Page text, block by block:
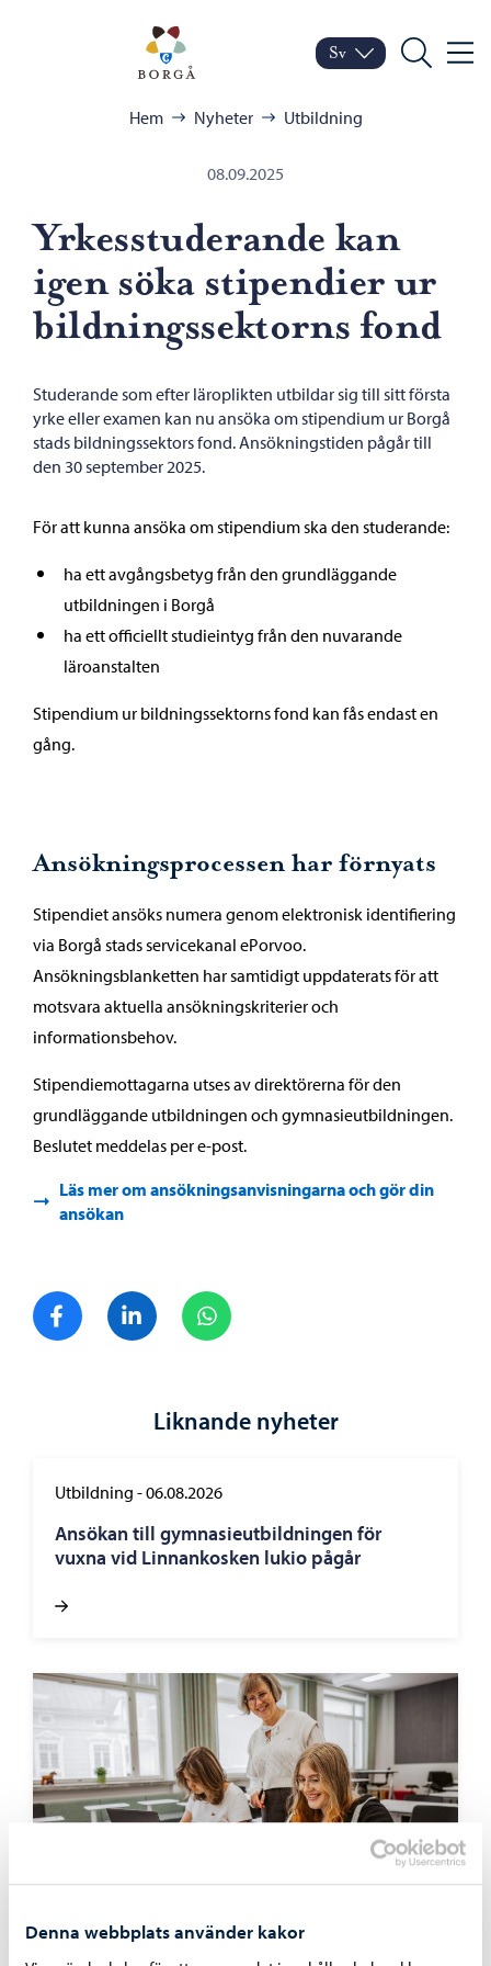
Denna webbplats använder kakor
Porvoo – Gå till
Byt språk
Nuvarande språk:
Sv
Sök Meny
Hem Nyheter Utbildning
08.09.2025
Yrkesstuderande kan
igen söka stipendier ur
bildningssektorns fond
Studerande som efter läroplikten utbildar sig till sitt första
yrke eller examen kan nu ansöka om stipendium ur Borgå
stads bildningssektors fond. Ansökningstiden pågår till
den 30 september 2025.
För att kunna ansöka om stipendium ska den studerande:
ha ett avgångsbetyg från den grundläggande
utbildningen i Borgå
ha ett officiellt studieintyg från den nuvarande
läroanstalten
Stipendium ur bildningssektorns fond kan fås endast en
gång.
Ansökningsprocessen har förnyats
Stipendiet ansöks numera genom elektronisk identifiering
via Borgå stads servicekanal ePorvoo.
Ansökningsblanketten har samtidigt uppdaterats för att
motsvara aktuella ansökningskriterier och
informationsbehov.
Stipendiemottagarna utses av direktörerna för den
grundläggande utbildningen och gymnasieutbildningen.
Beslutet meddelas per e-post.
Läs mer om ansökningsanvisningarna och gör din
ansökan
Dela på FacebookDela på LinkedIn
Liknande nyheter
Utbildning -06.08.2026
Ansökan till gymnasieutbildningen för
vuxna vid Linnankosken lukio pågår
Utbildning